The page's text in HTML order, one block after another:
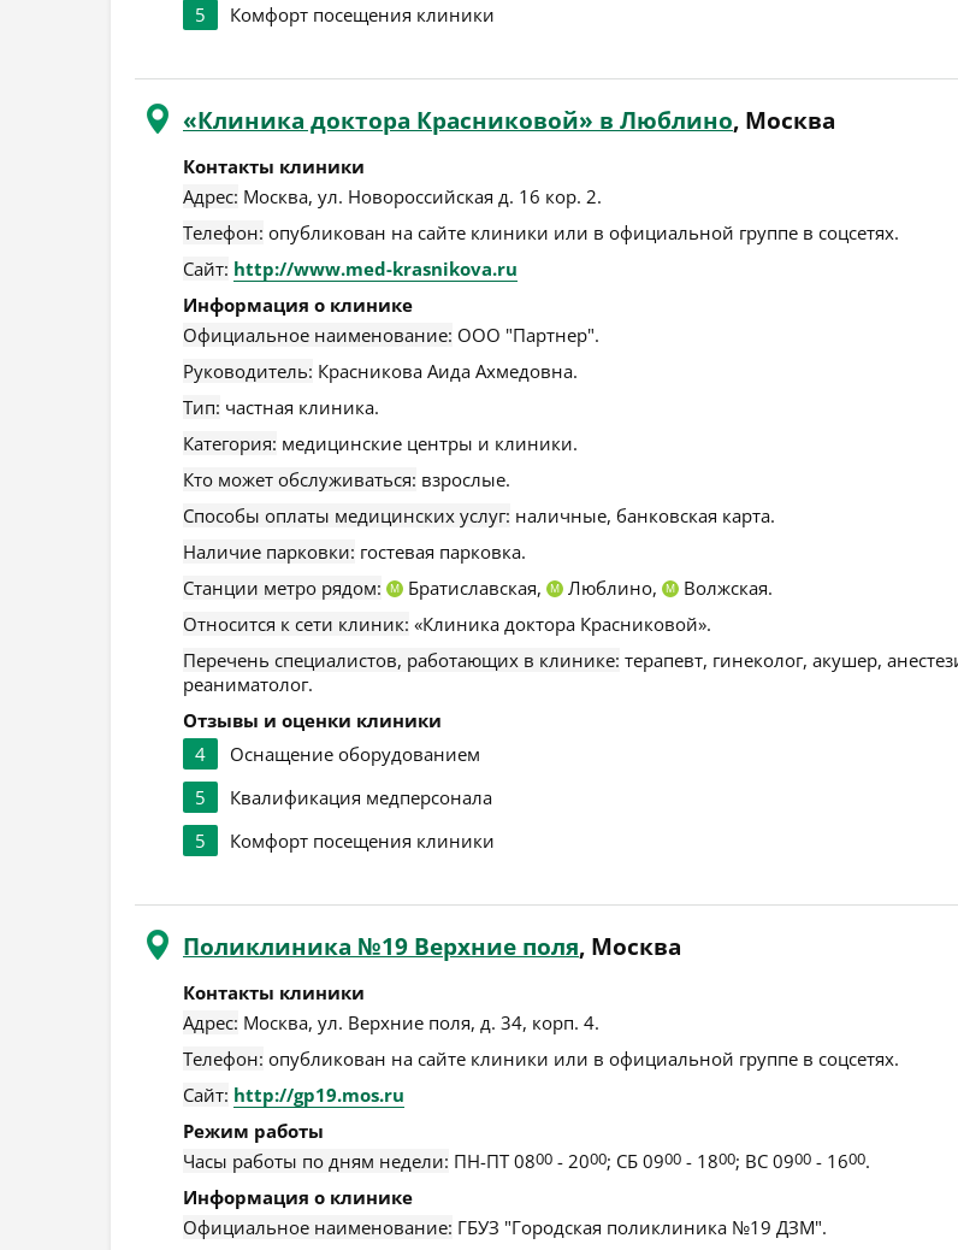
5
Комфорт посещения клиники
«Клиника доктора Красниковой» в Люблино, Москва
Контакты клиники
Адрес: Москва, ул. Новороссийская д. 16 кор. 2.
Телефон: опубликован на сайте клиники или в официальной группе в соцсетях.
Сайт: http://www.med-krasnikova.ru
Информация о клинике
Официальное наименование: ООО "Партнер".
Руководитель: Красникова Аида Ахмедовна.
Тип: частная клиника.
Категория: медицинские центры и клиники.
Кто может обслуживаться: взрослые.
Способы оплаты медицинских услуг: наличные, банковская карта.
Наличие парковки: гостевая парковка.
Станции метро рядом:
М Братиславская, М Люблино, М
Волжская.
Относится к сети клиник: «Клиника доктора Красниковой».
Перечень специалистов, работающих в клинике: терапевт, гинеколог, акушер,
реаниматолог.
Отзывы и оценки клиники
4
Оснащение оборудованием
5
Квалификация медперсонала
5
Комфорт посещения клиники
Поликлиника №19 Верхние поля, Москва
Контакты клиники
Адрес: Москва, ул. Верхние поля, д. 34, корп. 4.
Телефон: опубликован на сайте клиники или в официальной группе в соцсетях.
Сайт: http://gp19.mos.ru
Режим работы
Часы работы по дням недели: ПН-ПТ 0800 - 2000; СБ 0900 - 1800; ВС 0900 - 1600.
Информация о клинике
Официальное наименование: ГБУЗ "Городская поликлиника №19 ДЗМ".